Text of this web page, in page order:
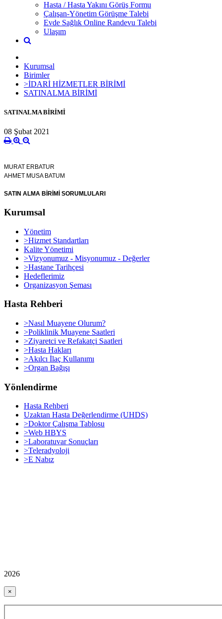
Hasta / Hasta Yakını Görüş Formu
Çalışan-Yönetim Görüşme Talebi
Evde Sağlık Online Randevu Talebi
Ulaşım
Kurumsal
Birimler
>İDARİ HİZMETLER BİRİMİ
SATINALMA BİRİMİ
SATINALMA BİRİMİ
08 Şubat 2021
MURAT ERBATUR
AHMET MUSA BATUM
SATIN ALMA BİRİMİ SORUMLULARI
Kurumsal
Yönetim
>Hizmet Standartları
Kalite Yönetimi
>Vizyonumuz - Misyonumuz - Değerler
>Hastane Tarihçesi
Hedeflerimiz
Organizasyon Şeması
Hasta Rehberi
>Nasıl Muayene Olurum?
>Poliklinik Muayene Saatleri
>Ziyaretci ve Refakatçi Saatleri
>Hasta Hakları
>Akılcı İlaç Kullanımı
>Organ Bağışı
Yönlendirme
Hasta Rehberi
Uzaktan Hasta Değerlendirme (UHDS)
>Doktor Çalışma Tablosu
>Web HBYS
>Laboratuvar Sonuçları
>Teleradyoloji
>E Nabız
2026
×